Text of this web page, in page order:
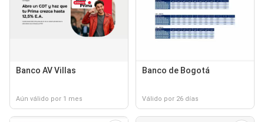
Banco AV Villas
Aún válido por 1 mes
Banco de Bogotá
Válido por 26 días